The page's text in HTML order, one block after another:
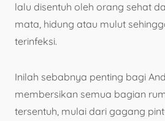
lalu disentuh oleh orang sehat
mata, hidung atau mulut
terinfeksi.
Inilah sebabnya penting bagi
membersikan semua bagian
tersentuh, mulai dari gagang